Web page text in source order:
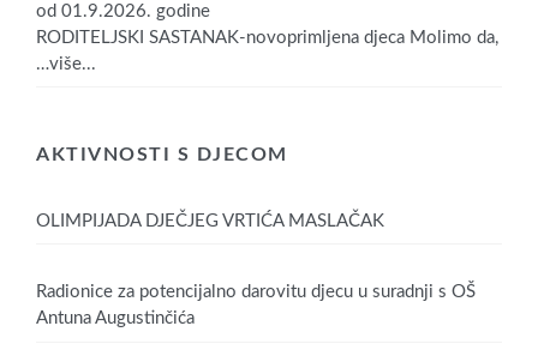
od 01.9.2026. godine
RODITELJSKI SASTANAK-novoprimljena djeca Molimo da,
…više...
AKTIVNOSTI S DJECOM
OLIMPIJADA DJEČJEG VRTIĆA MASLAČAK
Radionice za potencijalno darovitu djecu u suradnji s OŠ
Antuna Augustinčića